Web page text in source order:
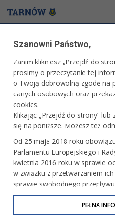
Zdaerzenia 2017 - Sala Lustrzana - spotkanie z
WARTO ZOBACZYĆ
ZDAERZENIA 2017 -
SPOTKANIE Z
PARTNERSKICH
23 czerwca 2017 r.fot. Paweł Topolski
Szanowni Państwo,
Zanim klikniesz „Przejdź do
prosimy o przeczytanie tej
o Twoją dobrowolną zgodę na
danych osobowych oraz
cookies.
Klikając „Przejdź do strony”
się na poniższe. Możesz też
Od 25 maja 2018 roku
Parlamentu Europejskiego i
kwietnia 2016 roku w sprawie
w związku z przetwarzaniem
sprawie swobodnego
uchylenia dyrektywy 95/46/WE
lub Ogólne Rozporządzenie o
PEŁNA